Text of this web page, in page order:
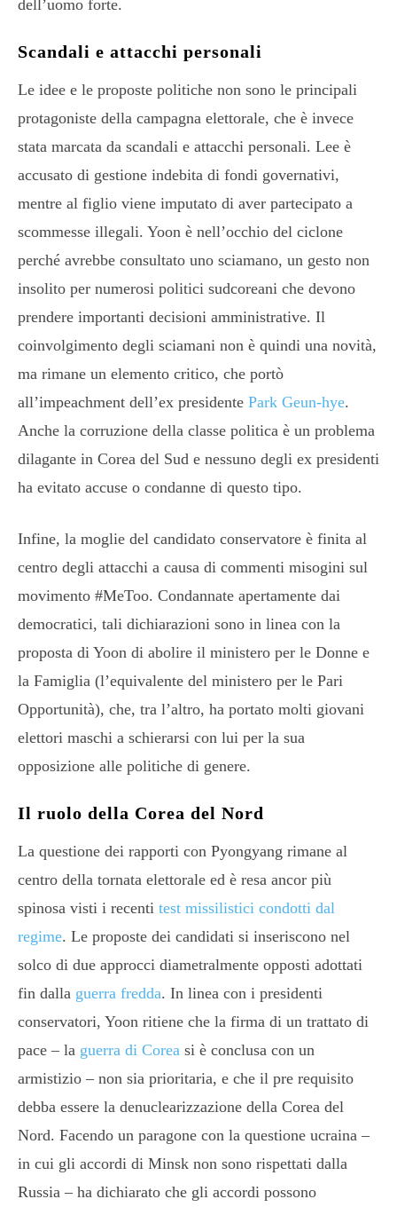
dell’uomo forte.
Scandali e attacchi personali
Le idee e le proposte politiche non sono le principali
protagoniste della campagna elettorale, che è invece
stata marcata da scandali e attacchi personali. Lee è
accusato di gestione indebita di fondi governativi,
mentre al figlio viene imputato di aver partecipato a
scommesse illegali. Yoon è nell’occhio del ciclone
perché avrebbe consultato uno sciamano, un gesto non
insolito per numerosi politici sudcoreani che devono
prendere importanti decisioni amministrative. Il
coinvolgimento degli sciamani non è quindi una novità,
ma rimane un elemento critico, che portò
all’impeachment dell’ex presidente Park Geun-hye.
Anche la corruzione della classe politica è un problema
dilagante in Corea del Sud e nessuno degli ex presidenti
ha evitato accuse o condanne di questo tipo.
Infine, la moglie del candidato conservatore è finita al
centro degli attacchi a causa di commenti misogini sul
movimento #MeToo. Condannate apertamente dai
democratici, tali dichiarazioni sono in linea con la
proposta di Yoon di abolire il ministero per le Donne e
la Famiglia (l’equivalente del ministero per le Pari
Opportunità), che, tra l’altro, ha portato molti giovani
elettori maschi a schierarsi con lui per la sua
opposizione alle politiche di genere.
Il ruolo della Corea del Nord
La questione dei rapporti con Pyongyang rimane al
centro della tornata elettorale ed è resa ancor più
spinosa visti i recenti test missilistici condotti dal
regime. Le proposte dei candidati si inseriscono nel
solco di due approcci diametralmente opposti adottati
fin dalla guerra fredda. In linea con i presidenti
conservatori, Yoon ritiene che la firma di un trattato di
pace – la guerra di Corea si è conclusa con un
armistizio – non sia prioritaria, e che il pre requisito
debba essere la denuclearizzazione della Corea del
Nord. Facendo un paragone con la questione ucraina –
in cui gli accordi di Minsk non sono rispettati dalla
Russia – ha dichiarato che gli accordi possono